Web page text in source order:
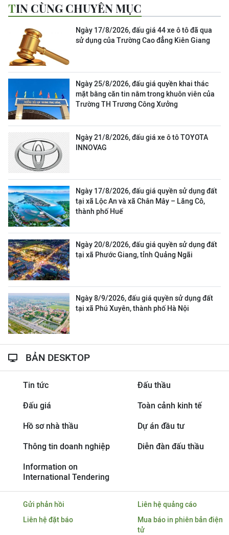
TIN CÙNG CHUYÊN MỤC
Ngày 17/8/2026, đấu giá 44 xe ô tô đã qua
sử dụng của Trường Cao đẳng Kiên Giang
Ngày 25/8/2026, đấu giá quyền khai thác
mặt bằng căn tin nằm trong khuôn viên của
Trường TH Trương Công Xưởng
Ngày 21/8/2026, đấu giá xe ô tô TOYOTA
INNOVAG
Ngày 17/8/2026, đấu giá quyền sử dụng đất
tại xã Lộc An và xã Chân Mây – Lăng Cô,
thành phố Huế
Ngày 20/8/2026, đấu giá quyền sử dụng đất
tại xã Phước Giang, tỉnh Quảng Ngãi
Ngày 8/9/2026, đấu giá quyền sử dụng đất
tại xã Phú Xuyên, thành phố Hà Nội
BẢN DESKTOP
Tin tức Đấu thầu
Đấu giá Toàn cảnh kinh tế
Hồ sơ nhà thầu Dự án đầu tư
Thông tin doanh nghiệp Diễn đàn đấu thầu
Information on
International Tendering
Gửi phản hồi
Liên hệ quảng cáo
Liên hệ đặt báo
Mua báo in phiên bản điện
tử